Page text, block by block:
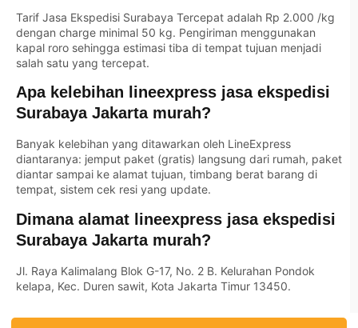
Tarif Jasa Ekspedisi Surabaya Tercepat adalah Rp 2.000 /kg
dengan charge minimal 50 kg. Pengiriman menggunakan
kapal roro sehingga estimasi tiba di tempat tujuan menjadi
salah satu yang tercepat.
Apa kelebihan lineexpress jasa ekspedisi
Surabaya Jakarta murah?
Banyak kelebihan yang ditawarkan oleh LineExpress
diantaranya: jemput paket (gratis) langsung dari rumah, paket
diantar sampai ke alamat tujuan, timbang berat barang di
tempat, sistem cek resi yang update.
Dimana alamat lineexpress jasa ekspedisi
Surabaya Jakarta murah?
Jl. Raya Kalimalang Blok G-17, No. 2 B. Kelurahan Pondok
kelapa, Kec. Duren sawit, Kota Jakarta Timur 13450.